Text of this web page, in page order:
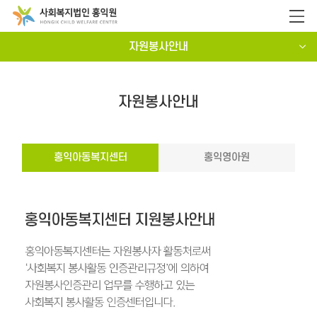
자원봉사안내
자원봉사안내
홍익아동복지센터 홍익영아원